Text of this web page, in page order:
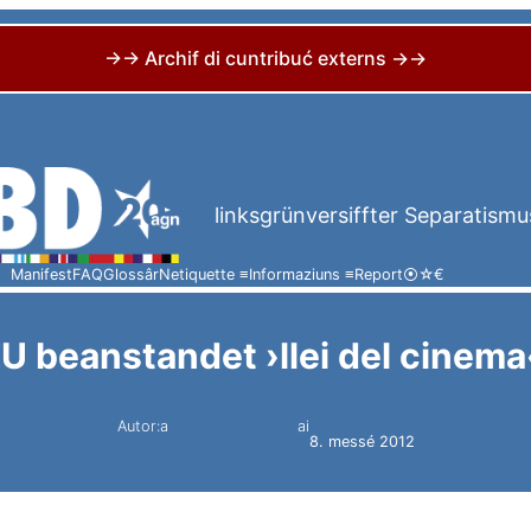
→→ Archif di cuntribuć externs →→
linksgrünversiffter
ManifestFAQGlossârNetiquette ≡Informaziuns ≡Report⦿☆€
beanstandet ›llei del
Autor:a
ai
8. messé 2012